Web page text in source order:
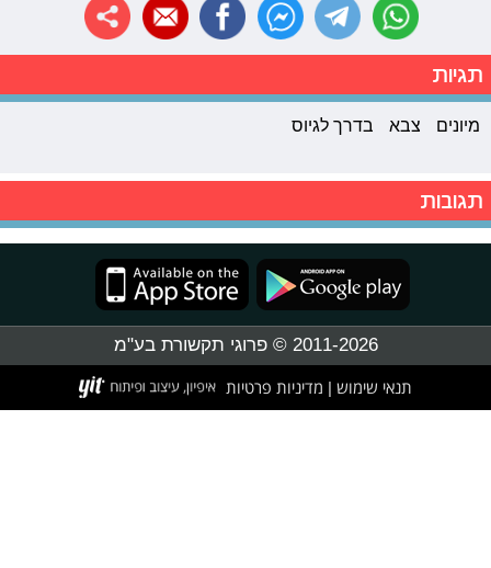
תגיות
מיונים צבא בדרך לגיוס
תגובות
2011-2026 © פרוגי תקשורת בע"מ
תנאי שימוש מדיניות פרטיות